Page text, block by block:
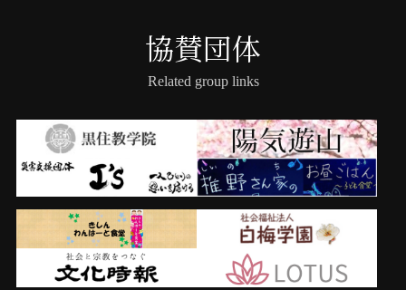
協賛団体
Related group links